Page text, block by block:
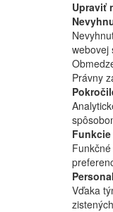
Upraviť
webovej
Právny
Vďaka